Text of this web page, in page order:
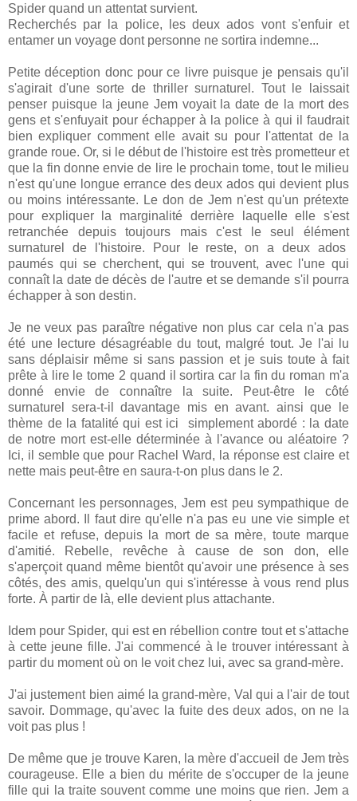
Spider quand un attentat survient.
Recherchés par la police, les deux ados vont s'enfuir et
entamer un voyage dont personne ne sortira indemne...
Petite déception donc pour ce livre puisque je pensais qu'il
s'agirait d'une sorte de thriller surnaturel. Tout le laissait
penser puisque la jeune Jem voyait la date de la mort des
gens et s'enfuyait pour échapper à la police à qui il faudrait
bien expliquer comment elle avait su pour l'attentat de la
grande roue. Or, si le début de l'histoire est très prometteur et
que la fin donne envie de lire le prochain tome, tout le milieu
n'est qu'une longue errance des deux ados qui devient plus
ou moins intéressante. Le don de Jem n'est qu'un prétexte
pour expliquer la marginalité derrière laquelle elle s'est
retranchée depuis toujours mais c'est le seul élément
surnaturel de l'histoire. Pour le reste, on a deux ados
paumés qui se cherchent, qui se trouvent, avec l'une qui
connaît la date de décès de l'autre et se demande s'il pourra
échapper à son destin.
Je ne veux pas paraître négative non plus car cela n'a pas
été une lecture désagréable du tout, malgré tout. Je l'ai lu
sans déplaisir même si sans passion et je suis toute à fait
prête à lire le tome 2 quand il sortira car la fin du roman m'a
donné envie de connaître la suite. Peut-être le côté
surnaturel sera-t-il davantage mis en avant. ainsi que le
thème de la fatalité qui est ici simplement abordé : la date
de notre mort est-elle déterminée à l'avance ou aléatoire ?
Ici, il semble que pour Rachel Ward, la réponse est claire et
nette mais peut-être en saura-t-on plus dans le 2.
Concernant les personnages, Jem est peu sympathique de
prime abord. Il faut dire qu'elle n'a pas eu une vie simple et
facile et refuse, depuis la mort de sa mère, toute marque
d'amitié. Rebelle, revêche à cause de son don, elle
s'aperçoit quand même bientôt qu'avoir une présence à ses
côtés, des amis, quelqu'un qui s'intéresse à vous rend plus
forte. À partir de là, elle devient plus attachante.
Idem pour Spider, qui est en rébellion contre tout et s'attache
à cette jeune fille. J'ai commencé à le trouver intéressant à
partir du moment où on le voit chez lui, avec sa grand-mère.
J'ai justement bien aimé la grand-mère, Val qui a l'air de tout
savoir. Dommage, qu'avec la fuite des deux ados, on ne la
voit pas plus !
De même que je trouve Karen, la mère d'accueil de Jem très
courageuse. Elle a bien du mérite de s'occuper de la jeune
fille qui la traite souvent comme une moins que rien. Jem a